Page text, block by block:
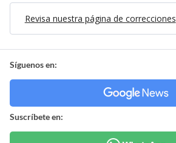
Revisa nuestra página de correcciones
Síguenos en:
Suscríbete en: